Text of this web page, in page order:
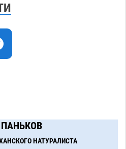
диаспоры в Астрахани
проведут день в режиме
НАТУРАЛИСТА